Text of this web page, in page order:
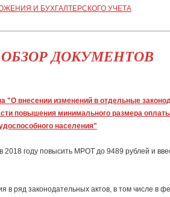
И БУХГАЛТЕРСКОГО УЧЕТА
ОБЗОР ДОКУМЕНТОВ
"О внесении изменений в отдельные
повышения минимального размера
населения"
2018 году повысить МРОТ до 9489 рублей и
в ряд законодательных актов, в том числе в